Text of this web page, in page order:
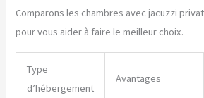
Comparons les chambres avec jacuzzi
pour vous aider à faire le meilleur choix.
Type
d’hébergement
Avantages